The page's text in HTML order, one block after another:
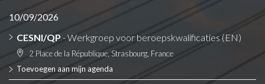
10/09/2026
CESNI/QP - Werkgroep voor beroepskwalificaties (EN)
2 Place de la République, Strasbourg, France
Toevoegen aan mijn agenda